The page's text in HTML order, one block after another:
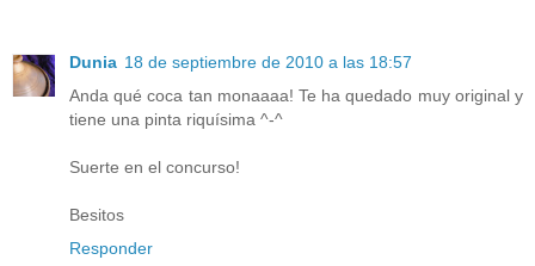
Dunia 18 de septiembre de 2010 a las 18:57
Anda qué coca tan monaaaa! Te ha quedado muy original y
tiene una pinta riquísima ^-^
Suerte en el concurso!
Besitos
Responder